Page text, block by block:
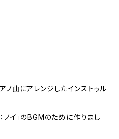
ノ曲にアレンジしたインストゥル
イ」のBGMのために作りまし